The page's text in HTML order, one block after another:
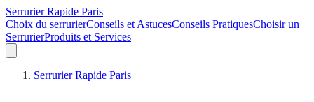
Serrurier Rapide Paris
Choix du serrurierConseils et AstucesConseils PratiquesChoisir un
SerrurierProduits et Services
Serrurier Rapide Paris